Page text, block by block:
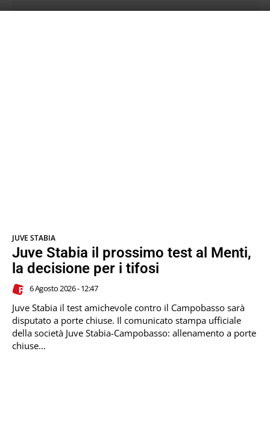
JUVE STABIA
Juve Stabia il prossimo test al Menti,
la decisione per i tifosi
6 Agosto 2026 - 12:47
Juve Stabia il test amichevole contro il Campobasso sarà
disputato a porte chiuse. Il comunicato stampa ufficiale
della società Juve Stabia-Campobasso: allenamento a porte
chiuse...